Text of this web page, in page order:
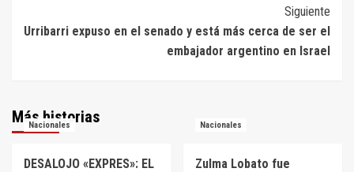
Siguiente
Urribarri expuso en el senado y está más cerca de ser el
embajador argentino en Israel
Más historias
Nacionales
DESALOJO «EXPRES»: EL
Nacionales
Zulma Lobato fue